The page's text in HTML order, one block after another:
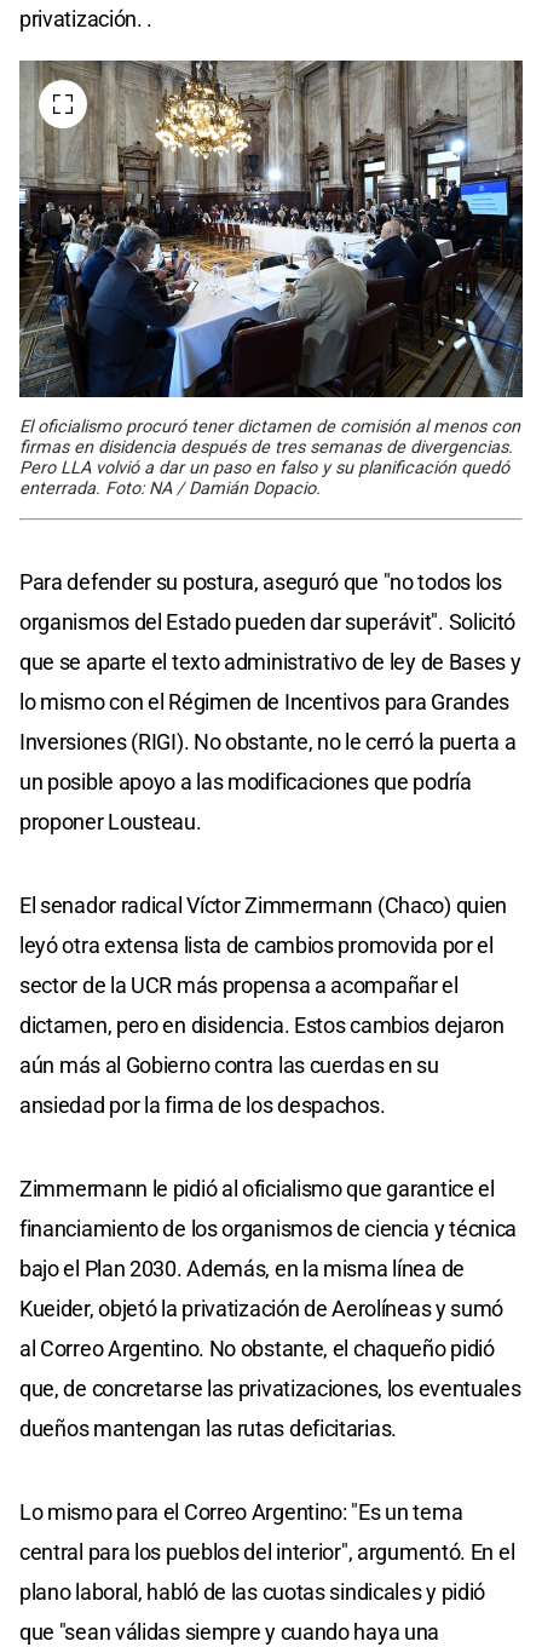
privatización. .
El oficialismo procuró tener dictamen de comisión al menos con
firmas en disidencia después de tres semanas de divergencias.
Pero LLA volvió a dar un paso en falso y su planificación quedó
enterrada. Foto: NA / Damián Dopacio.
Para defender su postura, aseguró que "no todos los
organismos del Estado pueden dar superávit". Solicitó
que se aparte el texto administrativo de ley de Bases y
lo mismo con el Régimen de Incentivos para Grandes
Inversiones (RIGI). No obstante, no le cerró la puerta a
un posible apoyo a las modificaciones que podría
proponer Lousteau.
El senador radical Víctor Zimmermann (Chaco) quien
leyó otra extensa lista de cambios promovida por el
sector de la UCR más propensa a acompañar el
dictamen, pero en disidencia. Estos cambios dejaron
aún más al Gobierno contra las cuerdas en su
ansiedad por la firma de los despachos.
Zimmermann le pidió al oficialismo que garantice el
financiamiento de los organismos de ciencia y técnica
bajo el Plan 2030. Además, en la misma línea de
Kueider, objetó la privatización de Aerolíneas y sumó
al Correo Argentino. No obstante, el chaqueño pidió
que, de concretarse las privatizaciones, los eventuales
dueños mantengan las rutas deficitarias.
Lo mismo para el Correo Argentino: "Es un tema
central para los pueblos del interior", argumentó. En el
plano laboral, habló de las cuotas sindicales y pidió
que "sean válidas siempre y cuando haya una